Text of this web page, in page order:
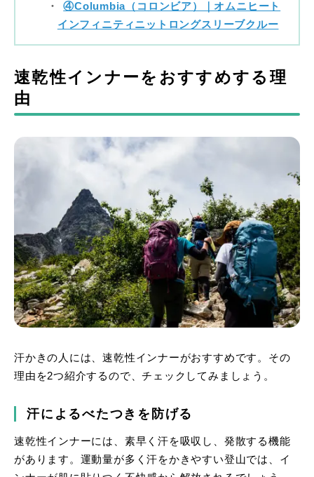
④Columbia（コロンビア）｜オムニヒート
インフィニティニットロングスリーブクルー
速乾性インナーをおすすめする理
由
汗かきの人には、速乾性インナーがおすすめです。その
理由を2つ紹介するので、チェックしてみましょう。
汗によるべたつきを防げる
速乾性インナーには、素早く汗を吸収し、発散する機能
があります。運動量が多く汗をかきやすい登山では、イ